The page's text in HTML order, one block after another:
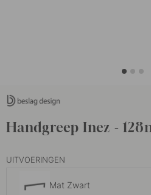
Handgreep Inez -
UITVOERINGEN
Mat Zwart